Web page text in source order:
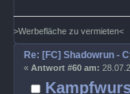
>Werbefläche zu vermieten<
Re: [FC] Shadowrun -
« Antwort #60 am: